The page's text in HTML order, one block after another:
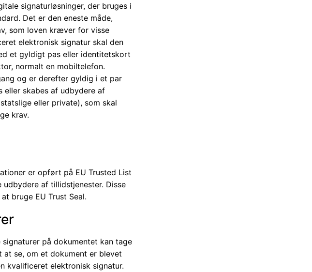
signaturløsninger, der bruges i
Det er den eneste måde,
som loven kræver for visse
elektronisk signatur skal den
et gyldigt pas eller identitetskort
normalt en mobiltelefon.
og er derefter gyldig i et par
eller skabes af udbydere af
eller private), som skal
krav.
er opført på EU Trusted List
af tillidstjenester. Disse
bruge EU Trust Seal.
på dokumentet kan tage
se, om et dokument er blevet
kvalificeret elektronisk signatur.